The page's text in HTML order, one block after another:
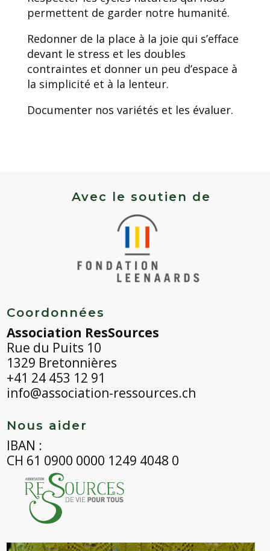
permettent de garder notre humanité.
Redonner de la place à la joie qui s’efface
devant le stress et les doubles
contraintes et donner un peu d’espace à
la simplicité et à la lenteur.
Documenter nos variétés et les évaluer.
Avec le soutien de
Coordonnées
Association ResSources
Rue du Puits 10
1329 Bretonnières
+41 24 453 12 91
info@association-ressources.ch
Nous aider
IBAN :
CH 61 0900 0000 1249 4048 0